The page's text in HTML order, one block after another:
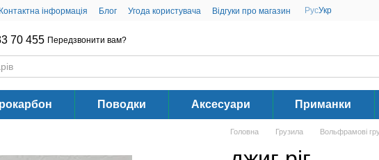
Контактна інформація Блог Угода користувача Відгуки про магазин РусУкр
70 455 Передзвонити вам?
Поводки Аксесуари Приманки
Головна Грузила Вольфрамові